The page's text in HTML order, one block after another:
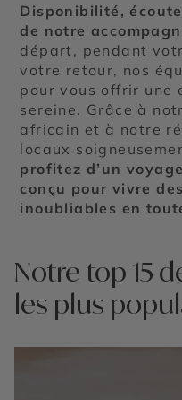
Disponibilité,
de notre
départ, pendant
votre retour, nos
pour vous offrir une
sereine. Grâce à
africain et à notre
locaux
profitez d’un
conçu pour vivre
inoubliables en
Notre top 15
les plus